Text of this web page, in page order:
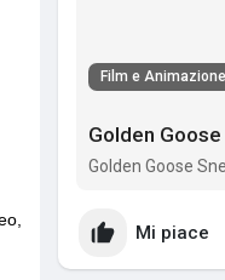
Film e Animazione
Golden
Golden Goose
Mi piace